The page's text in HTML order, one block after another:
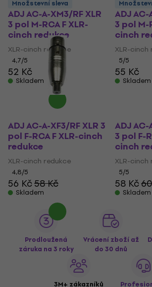
ADJ AC-A-XM3/RF XLR
3 pol M-RCA F XLR-
cinch redukce
XLR-cinch redukce
4,7/5
52 Kč
Skladem
ADJ
3 pol M-
cinch
XLR-cinch
5/5
55 Kč
Skladem
Množstevní sleva
ADJ AC-A-XF3/RF XLR 3
pol F-RCA F XLR-cinch
redukce
XLR-cinch redukce
4,8/5
56 Kč58 Kč
Skladem
ADJ AC-
3 pol F-
cinch
XLR-cinch
5/5
58 Kč
Skladem
Prodloužená
záruka na 3 roky
Vrácení zboží až
do 30 dnů
3M+ zákazníků